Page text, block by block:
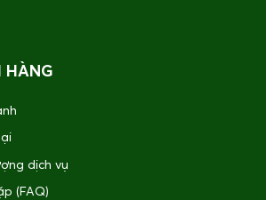
HÀNG
dịch vụ
(FAQ)